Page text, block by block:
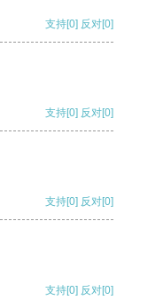
支持[0] 反对[0]
支持[0] 反对[0]
支持[0] 反对[0]
支持[0] 反对[0]